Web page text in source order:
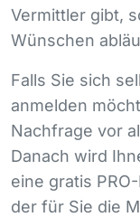
Vermittler gibt,
Wünschen
Falls Sie sich
anmelden
Nachfrage vor
Danach wird
eine gratis PRO
der für Sie die